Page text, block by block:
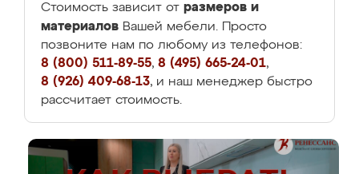
Стоимость зависит от размеров и
материалов Вашей мебели. Просто
позвоните нам по любому из телефонов:
8 (800) 511-89-55, 8 (495) 665-24-01,
8 (926) 409-68-13, и наш менеджер быстро
рассчитает стоимость.